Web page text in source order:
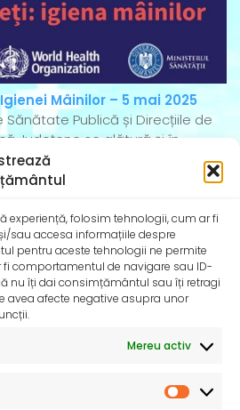
experiență, folosim tehnologii, cum ar fi
sau accesa informațiile despre
pentru aceste tehnologii ne permite
comportamentul de navigare sau ID-
nu îți dai consimțământul sau îți retragi
afecte negative asupra unor
Mereu activ
Mâinilor – 5 mai 2025
Sănătate Publică și Direcțiile de
Județene se alătură și în
pe parcursul sarcinii și în